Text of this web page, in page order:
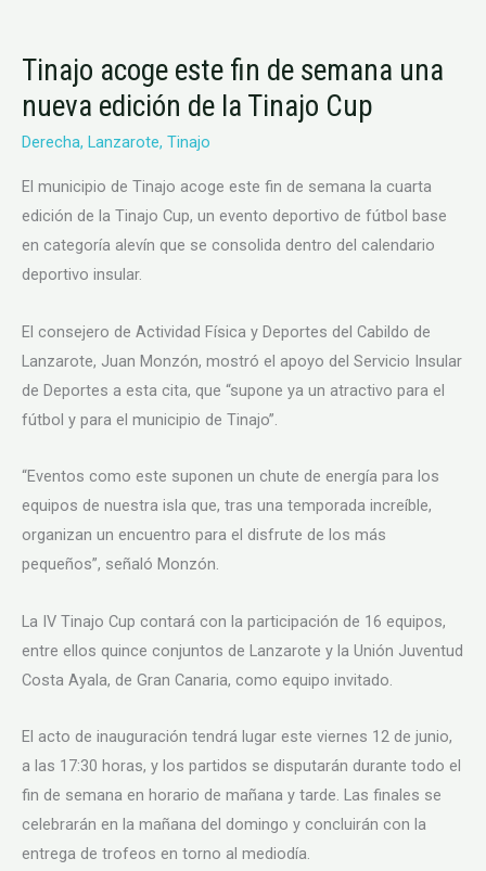
Tinajo acoge este fin de semana una
nueva edición de la Tinajo Cup
Derecha, Lanzarote, Tinajo
El municipio de Tinajo acoge este fin de semana la cuarta
edición de la Tinajo Cup, un evento deportivo de fútbol base
en categoría alevín que se consolida dentro del calendario
deportivo insular.
El consejero de Actividad Física y Deportes del Cabildo de
Lanzarote, Juan Monzón, mostró el apoyo del Servicio Insular
de Deportes a esta cita, que “supone ya un atractivo para el
fútbol y para el municipio de Tinajo”.
“Eventos como este suponen un chute de energía para los
equipos de nuestra isla que, tras una temporada increíble,
organizan un encuentro para el disfrute de los más
pequeños”, señaló Monzón.
La IV Tinajo Cup contará con la participación de 16 equipos,
entre ellos quince conjuntos de Lanzarote y la Unión Juventud
Costa Ayala, de Gran Canaria, como equipo invitado.
El acto de inauguración tendrá lugar este viernes 12 de junio,
a las 17:30 horas, y los partidos se disputarán durante todo el
fin de semana en horario de mañana y tarde. Las finales se
celebrarán en la mañana del domingo y concluirán con la
entrega de trofeos en torno al mediodía.
este
fin
una
nueva
edición
de
Tinajo
Cup